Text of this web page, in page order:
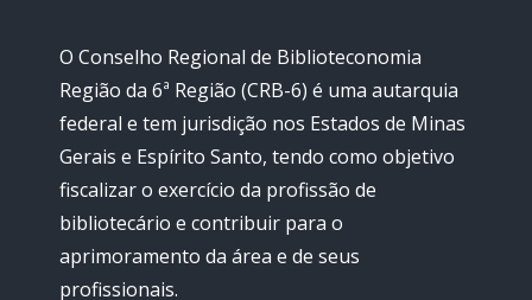
O Conselho Regional de Biblioteconomia
Região da 6ª Região (CRB-6) é uma autarquia
federal e tem jurisdição nos Estados de Minas
Gerais e Espírito Santo, tendo como objetivo
fiscalizar o exercício da profissão de
bibliotecário e contribuir para o
aprimoramento da área e de seus
profissionais.